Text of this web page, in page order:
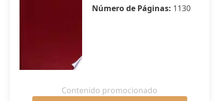
Número de Páginas: 1130
Contenido promocionado